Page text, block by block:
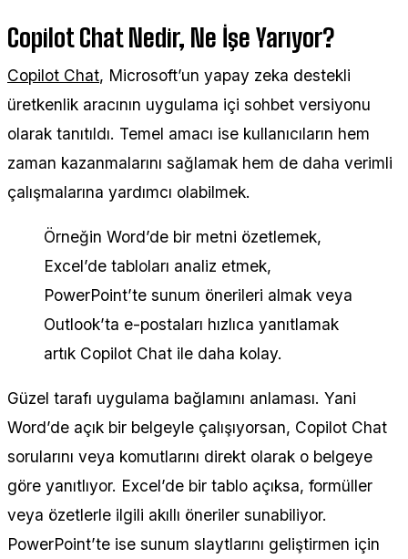
Copilot Chat Nedir, Ne İşe Yarıyor?
Copilot Chat, Microsoft’un yapay zeka destekli
üretkenlik aracının uygulama içi sohbet versiyonu
olarak tanıtıldı. Temel amacı ise kullanıcıların hem
zaman kazanmalarını sağlamak hem de daha verimli
çalışmalarına yardımcı olabilmek.
Örneğin Word’de bir metni özetlemek,
Excel’de tabloları analiz etmek,
PowerPoint’te sunum önerileri almak veya
Outlook’ta e-postaları hızlıca yanıtlamak
artık Copilot Chat ile daha kolay.
Güzel tarafı uygulama bağlamını anlaması. Yani
Word’de açık bir belgeyle çalışıyorsan, Copilot Chat
sorularını veya komutlarını direkt olarak o belgeye
göre yanıtlıyor. Excel’de bir tablo açıksa, formüller
veya özetlerle ilgili akıllı öneriler sunabiliyor.
PowerPoint’te ise sunum slaytlarını geliştirmen için